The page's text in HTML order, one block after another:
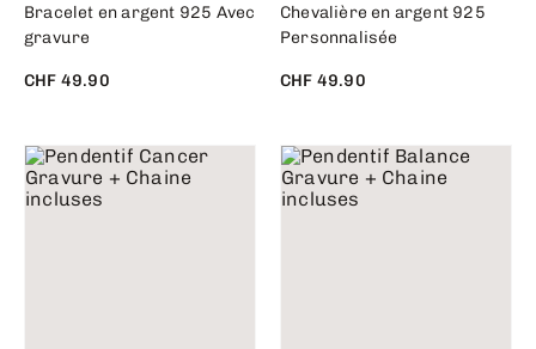
Bracelet en argent 925 Avec
gravure
CHF 49.90
Chevalière en argent 925
Personnalisée
CHF 49.90